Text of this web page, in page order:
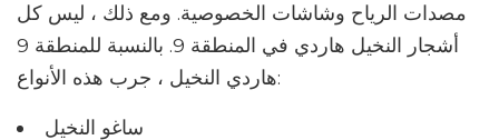
مصدات الرياح وشاشات الخصوصية. ومع ذلك ، ليس كل
أشجار النخيل هاردي في المنطقة 9. بالنسبة للمنطقة 9
هاردي النخيل ، جرب هذه الأنواع:
ساغو النخيل